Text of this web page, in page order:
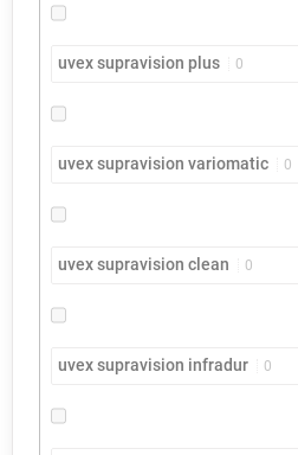
uvex supravision plus 0
uvex supravision variomatic 0
uvex supravision clean 0
uvex supravision infradur 0